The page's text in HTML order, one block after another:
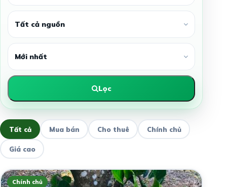
Lọc
Tất cả Mua bán Cho thuê Chính chủ
Giá cao
Chính chủ